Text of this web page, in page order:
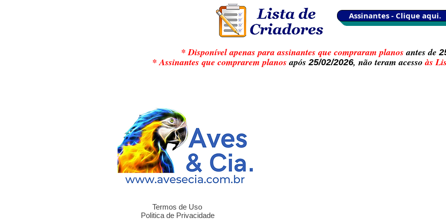
Assinantes - Clique aqui.
* Disponível apenas para assinantes que compraram planosantes de
* Assinantes que comprarem planosapós25/02/2026, não teram acesso às
Termos de Uso
Politica de Privacidade